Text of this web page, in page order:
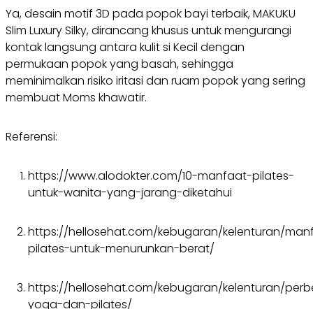
Ya, desain motif 3D pada popok bayi terbaik, MAKUKU
Slim Luxury Silky, dirancang khusus untuk mengurangi
kontak langsung antara kulit si Kecil dengan
permukaan popok yang basah, sehingga
meminimalkan risiko iritasi dan ruam popok yang sering
membuat Moms khawatir.
Referensi:
https://www.alodokter.com/10-manfaat-pilates-
untuk-wanita-yang-jarang-diketahui
https://hellosehat.com/kebugaran/kelenturan/
pilates-untuk-menurunkan-berat/
https://hellosehat.com/kebugaran/kelenturan/
yoga-dan-pilates/